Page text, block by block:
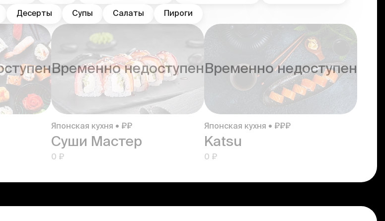
Десерты Супы Салаты Пироги
Временно недоступен
Японская кухня • ₽₽
Суши Мастер
0 ₽
Временно недоступен
Японская кухня • ₽₽₽
Katsu
0 ₽